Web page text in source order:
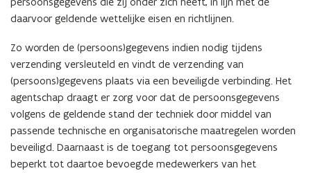
daarvoor geldende wettelijke eisen en richtlijnen.
Zo worden de (persoons)gegevens indien nodig tijdens
verzending versleuteld en vindt de verzending van
(persoons)gegevens plaats via een beveiligde verbinding. Het
agentschap draagt er zorg voor dat de persoonsgegevens
volgens de geldende stand der techniek door middel van
passende technische en organisatorische maatregelen worden
beveiligd. Daarnaast is de toegang tot persoonsgegevens
beperkt tot daartoe bevoegde medewerkers van het